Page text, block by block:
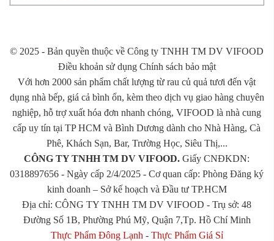
© 2025 - Bản quyền thuộc về Công ty TNHH TM DV VIFOOD
Điều khoản sử dụng Chính sách bảo mật
Với hơn 2000 sản phẩm chất lượng từ rau củ quả tươi đến vật
dụng nhà bếp, giá cả bình ổn, kèm theo dịch vụ giao hàng chuyên
nghiệp, hỗ trợ xuất hóa đơn nhanh chóng, VIFOOD là nhà cung
cấp uy tín tại TP HCM và Bình Dương dành cho Nhà Hàng, Cà
Phê, Khách Sạn, Bar, Trường Học, Siêu Thị,...
CÔNG TY TNHH TM DV VIFOOD. Giấy CNĐKDN:
0318897656 - Ngày cấp 2/4/2025 - Cơ quan cấp: Phòng Đăng ký
kinh doanh – Sở kế hoạch và Đầu tư TP.HCM
Địa chỉ: CÔNG TY TNHH TM DV VIFOOD - Trụ sở: 48
Đường Số 1B, Phường Phú Mỹ, Quận 7,Tp. Hồ Chí Minh
Thực Phẩm Đông Lạnh - Thực Phẩm Giá Sỉ